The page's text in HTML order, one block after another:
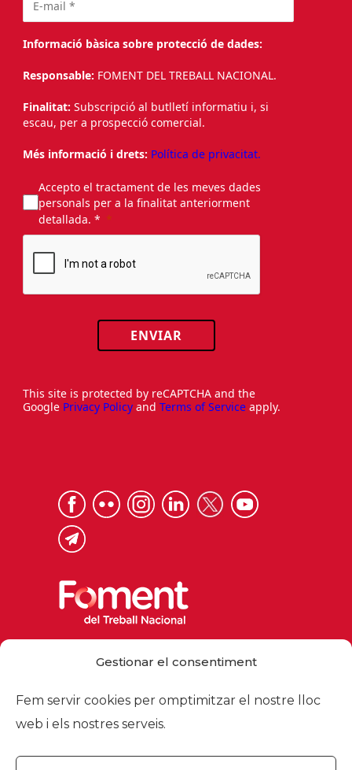
Gestionar el consentiment
Fem servir cookies per omptimitzar el nostre lloc
web i els nostres serveis.
Informació bàsica sobre protecció de dades:
Responsable: FOMENT DEL TREBALL NACIONAL.
Finalitat: Subscripció al butlletí informatiu i, si
escau, per a prospecció comercial.
Més informació i drets: Política de privacitat.
Accepto el tractament de les meves dades
personals per a la finalitat anteriorment
detallada. *
ENVIAR
This site is protected by reCAPTCHA and the
Google Privacy Policy and Terms of Service apply.
foment@foment.com